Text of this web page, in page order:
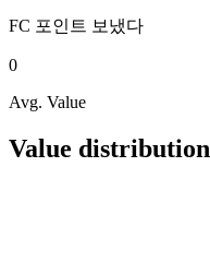
FC 포인트 보냈다
0
Avg. Value
Value distribution